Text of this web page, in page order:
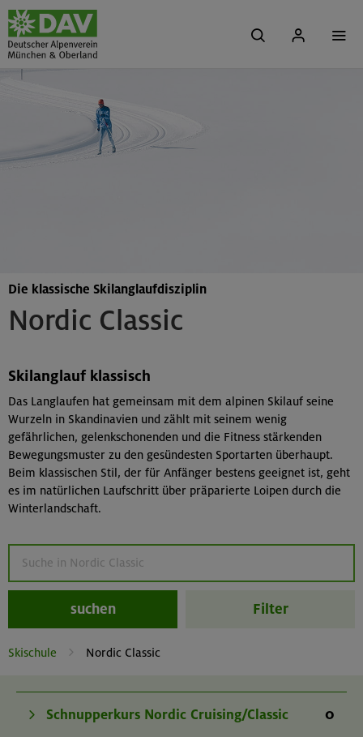
Nordic Classic
Die klassische Skilanglaufdisziplin
Skilanglauf klassisch
Das Langlaufen hat gemeinsam mit dem alpinen Skilauf seine
Wurzeln in Skandinavien und zählt mit seinem wenig
gefährlichen, gelenkschonenden und die Fitness stärkenden
Bewegungsmuster zu den gesündesten Sportarten überhaupt.
Beim klassischen Stil, der für Anfänger bestens geeignet ist, geht
es im natürlichen Laufschritt über präparierte Loipen durch die
Winterlandschaft.
suchen Filter
Skischule Nordic Classic
Schnupperkurs Nordic Cruising/Classic 0